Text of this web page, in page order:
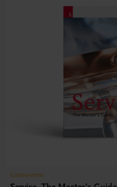
Gastronomie